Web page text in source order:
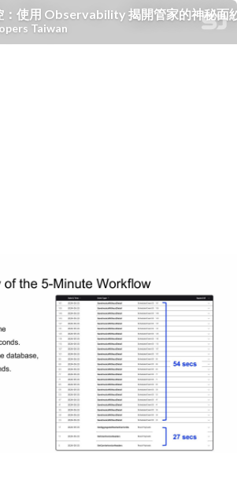
：使用 Observability 揭開管家的神秘面
Taiwan